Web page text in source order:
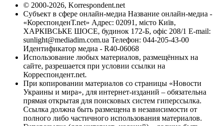
© 2000-2026, Korrespondent.net
Субъект в сфере онлайн-медиа Название онлайн-медиа -
«КореспонденТ.net» Адрес: 02091, місто Київ,
ХАРКІВСЬКЕ ШОСЕ, будинок 172-Б, офіс 208/1 E-mail:
sunlight@mediadim.com.ua Телефон: 044-205-43-00
Идентификатор медиа - R40-06068
Использование любых материалов, размещённых на
сайте, разрешается при условии ссылки на
Корреспондент.net.
При копировании материалов со страницы «Новости
Украины и мира», для интернет-изданий – обязательна
прямая открытая для поисковых систем гиперссылка.
Ссылка должна быть размещена в независимости от
полного либо частичного использования материалов.